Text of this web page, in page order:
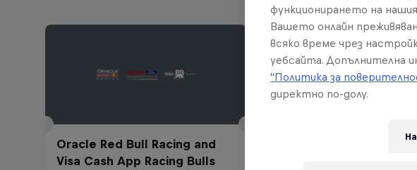
Oracle Red Bull Racing and
Visa Cash App Racing Bulls
функционирането на
Вашето онлайн
всяко време чрез
уебсайта. Допълнителна
"Политика за
директно по-долу.